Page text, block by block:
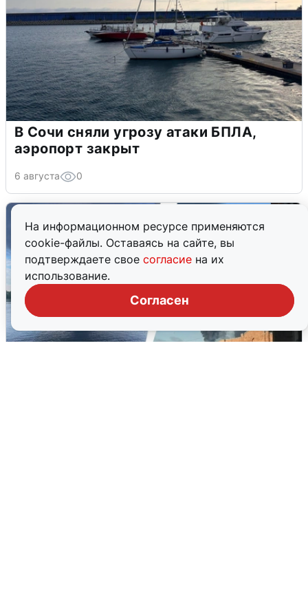
На информационном ресурсе применяются
cookie-файлы. Оставаясь на сайте, вы
подтверждаете свое согласие на их
использование.
Согласен
В Сочи сняли угрозу атаки БПЛА,
аэропорт закрыт
6 августа 0